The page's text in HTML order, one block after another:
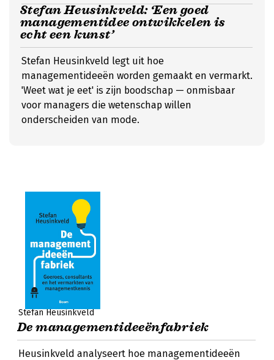
Stefan Heusinkveld: ‘Een goed
managementidee ontwikkelen is
echt een kunst’
Stefan Heusinkveld legt uit hoe
managementideeën worden gemaakt en vermarkt.
'Weet wat je eet' is zijn boodschap — onmisbaar
voor managers die wetenschap willen
onderscheiden van mode.
Stefan Heusinkveld
De managementideeënfabriek
Heusinkveld analyseert hoe managementideeën